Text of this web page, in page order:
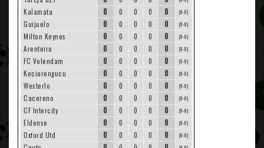
Kalamata 0 0 0 0 0 (0-0)
Guijuelo 0 0 0 0 0 (0-0)
Milton Keynes 0 0 0 0 0 (0-0)
Arenteiro 0 0 0 0 0 (0-0)
FC Volendam 0 0 0 0 0 (0-0)
Keciorengucu 0 0 0 0 0 (0-0)
Westerlo 0 0 0 0 0 (0-0)
Cacereno 0 0 0 0 0 (0-0)
CF Intercity 0 0 0 0 0 (0-0)
Eldense 0 0 0 0 0 (0-0)
Oxford Utd 0 0 0 0 0 (0-0)